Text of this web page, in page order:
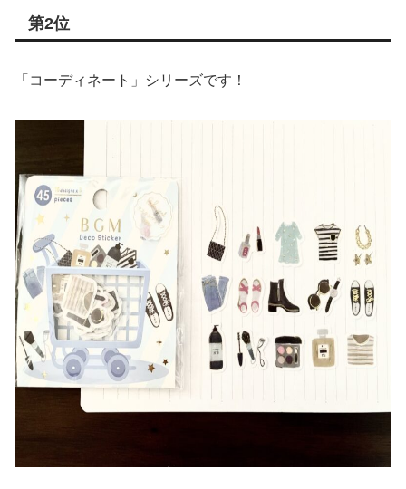
第2位
「コーディネート」シリーズです！